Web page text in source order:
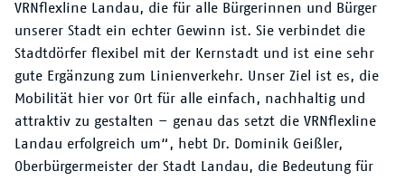
VRNflexline Landau, die für alle Bürgerinnen und Bürger
unserer Stadt ein echter Gewinn ist. Sie verbindet die
Stadtdörfer flexibel mit der Kernstadt und ist eine sehr
gute Ergänzung zum Linienverkehr. Unser Ziel ist es, die
Mobilität hier vor Ort für alle einfach, nachhaltig und
attraktiv zu gestalten – genau das setzt die VRNflexline
Landau erfolgreich um“, hebt Dr. Dominik Geißler,
Oberbürgermeister der Stadt Landau, die Bedeutung für